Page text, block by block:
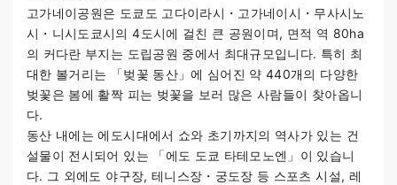
고가네이공원은 도쿄도 고다이라시・고가네이시・무사시노
시・니시도쿄시의 4도시에 걸친 큰 공원이며, 면적 역 80ha
의 커다란 부지는 도립공원 중에서 최대규모입니다. 특히 최
대한 볼거리는 「벚꽃 동산」에 심어진 약 440개의 다양한
벚꽃은 봄에 활짝 피는 벚꽃을 보러 많은 사람들이 찾아옵니
다.
동산 내에는 에도시대에서 쇼와 초기까지의 역사가 있는 건
설물이 전시되어 있는 「에도 도쿄 타테모노엔」이 있습니
다. 그 외에도 야구장, 테니스장・궁도장 등 스포츠 시설, 레